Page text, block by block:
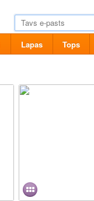
Lapas Tops